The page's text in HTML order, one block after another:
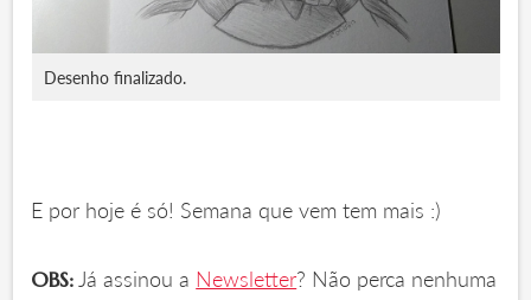
Desenho finalizado.
E por hoje é só! Semana que vem tem mais :)
OBS:Já assinou a Newsletter? Não perca nenhuma